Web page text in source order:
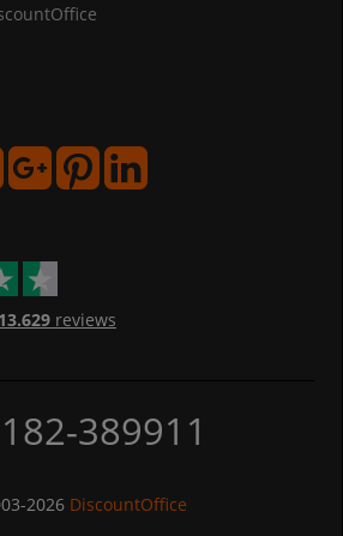
13.629reviews
389911
2026 DiscountOffice